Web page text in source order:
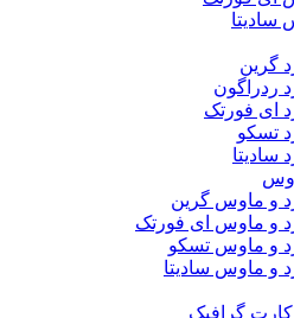
سادیتا
گرین
ردراگون
ای فورتک
تسکو
سادیتا
و ماوس گرین
و ماوس ای فورتک
و ماوس تسکو
و ماوس سادیتا
کارت گرافیک